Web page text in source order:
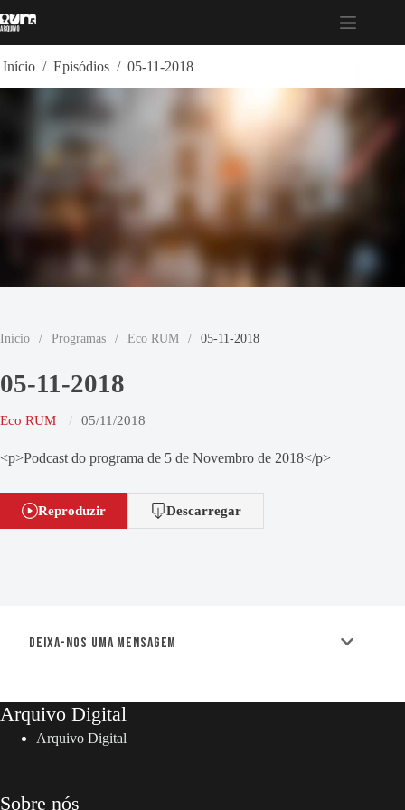
para
Início / Episódios / 05-11-2018
Início / Programas / Eco RUM / 05-11-2018
05-11-2018
Eco RUM 05/11/2018
<p>Podcast do programa de 5 de Novembro de 2018</p>
Reproduzir Descarregar
Deixa-nos uma mensagem
Arquivo Digital
Arquivo Digital
Sobre nós